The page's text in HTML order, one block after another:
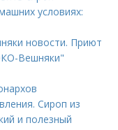
условиях:
новости. Приют
Вешняки"
Сироп из
и полезный